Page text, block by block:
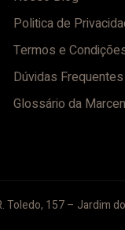
Politica de
Termos e
Dúvidas Frequentes
Glossário da
Toledo, 157 – Jardim